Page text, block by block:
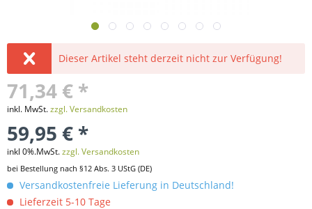
Dieser Artikel steht derzeit nicht zur Verfügung!
71,34 € *
inkl. MwSt.zzgl. Versandkosten
59,95 € *
inkl 0%.MwSt.zzgl. Versandkosten
bei Bestellung nach §12 Abs. 3 UStG (DE)
Versandkostenfreie Lieferung in Deutschland!
Lieferzeit 5-10 Tage